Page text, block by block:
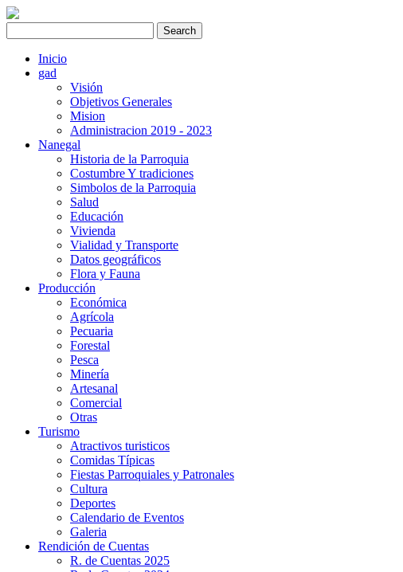
Inicio
gad
Visión
Objetivos Generales
Mision
Administracion 2019 - 2023
Nanegal
Historia de la Parroquia
Costumbre Y tradiciones
Simbolos de la Parroquia
Salud
Educación
Vivienda
Vialidad y Transporte
Datos geográficos
Flora y Fauna
Producción
Económica
Agrícola
Pecuaria
Forestal
Pesca
Minería
Artesanal
Comercial
Otras
Turismo
Atractivos turisticos
Comidas Típicas
Fiestas Parroquiales y Patronales
Cultura
Deportes
Calendario de Eventos
Galeria
Rendición de Cuentas
R. de Cuentas 2025